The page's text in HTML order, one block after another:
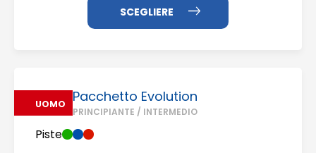
UOMO Pacchetto Evolution
PRINCIPIANTE / INTERMEDIO
Piste